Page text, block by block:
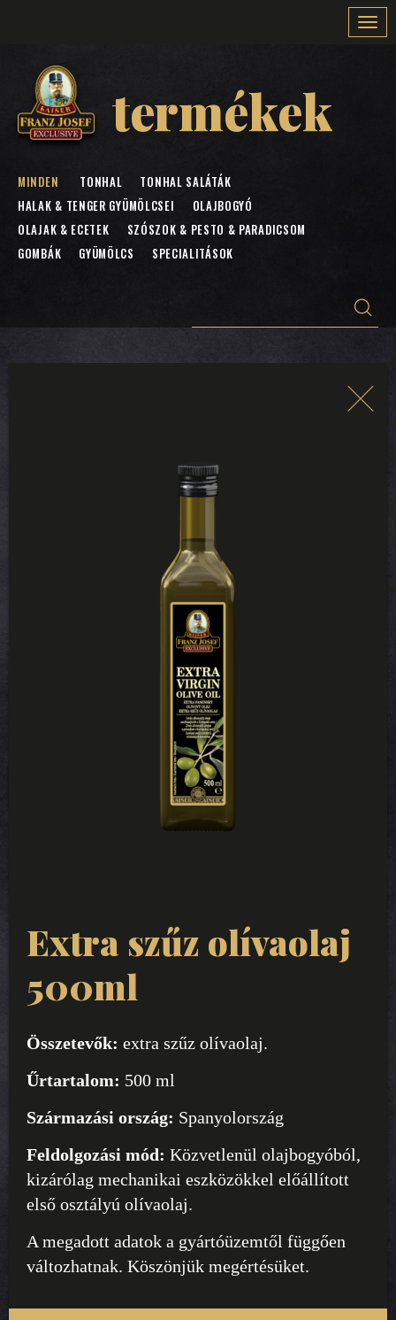
termékek
MINDEN TONHAL
TONHAL SALÁTÁK
HALAK & TENGER GYÜMÖLCSEI
OLAJBOGYÓ
OLAJAK & ECETEK
SZÓSZOK & PESTO & PARADICSOM
GOMBÁK
GYÜMÖLCS SPECIALITÁSOK
Extra szűz olívaolaj
500ml
Összetevők: extra szűz olívaolaj.
Űrtartalom: 500 ml
Származási ország: Spanyolország
Feldolgozási mód: Közvetlenül olajbogyóból,
kizárólag mechanikai eszközökkel előállított
első osztályú olívaolaj.
A megadott adatok a gyártóüzemtől függően
változhatnak. Köszönjük megértésüket.